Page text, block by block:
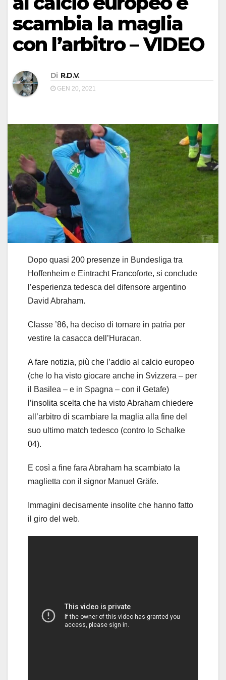
scambia la maglia
con l’arbitro – VIDEO
Di R.D.V.
GEN 20, 2021
Dopo quasi 200 presenze in Bundesliga tra
Hoffenheim e Eintracht Francoforte, si conclude
l’esperienza tedesca del difensore argentino
David Abraham.
Classe ’86, ha deciso di tornare in patria per
vestire la casacca dell’Huracan.
A fare notizia, più che l’addio al calcio europeo
(che lo ha visto giocare anche in Svizzera – per
il Basilea – e in Spagna – con il Getafe)
l’insolita scelta che ha visto Abraham chiedere
all’arbitro di scambiare la maglia alla fine del
suo ultimo match tedesco (contro lo Schalke
04).
E così a fine fara Abraham ha scambiato la
maglietta con il signor Manuel Gräfe.
Immagini decisamente insolite che hanno fatto
il giro del web.